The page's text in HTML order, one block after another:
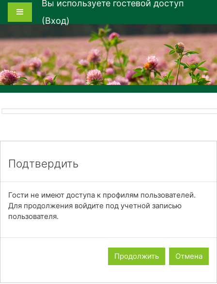
Перейти к основному содержанию
Вы используете гостевой доступ
(Вход)
Подтвердить
Гости не имеют доступа к профилям пользователей.
Для продолжения войдите под учетной записью
пользователя.
Продолжить Отмена